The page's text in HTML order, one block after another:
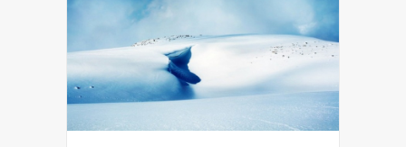
the
skies